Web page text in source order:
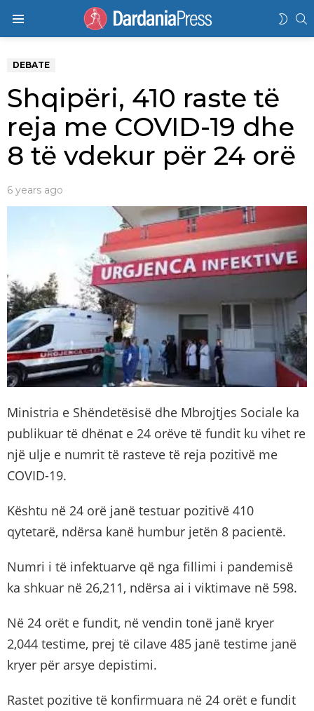
DEBATE
Shqipëri, 410 raste të
reja me COVID-19 dhe
8 të vdekur për 24 orë
6 years ago
Ministria e Shëndetësisë dhe Mbrojtjes Sociale ka
publikuar të dhënat e 24 orëve të fundit ku vihet re
një ulje e numrit të rasteve të reja pozitivë me
COVID-19.
Kështu në 24 orë janë testuar pozitivë 410
qytetarë, ndërsa kanë humbur jetën 8 pacientë.
Numri i të infektuarve që nga fillimi i pandemisë
ka shkuar në 26,211, ndërsa ai i viktimave në 598.
Në 24 orët e fundit, në vendin tonë janë kryer
2,044 testime, prej të cilave 485 janë testime janë
kryer për arsye depistimi.
Rastet pozitive të konfirmuara në 24 orët e fundit